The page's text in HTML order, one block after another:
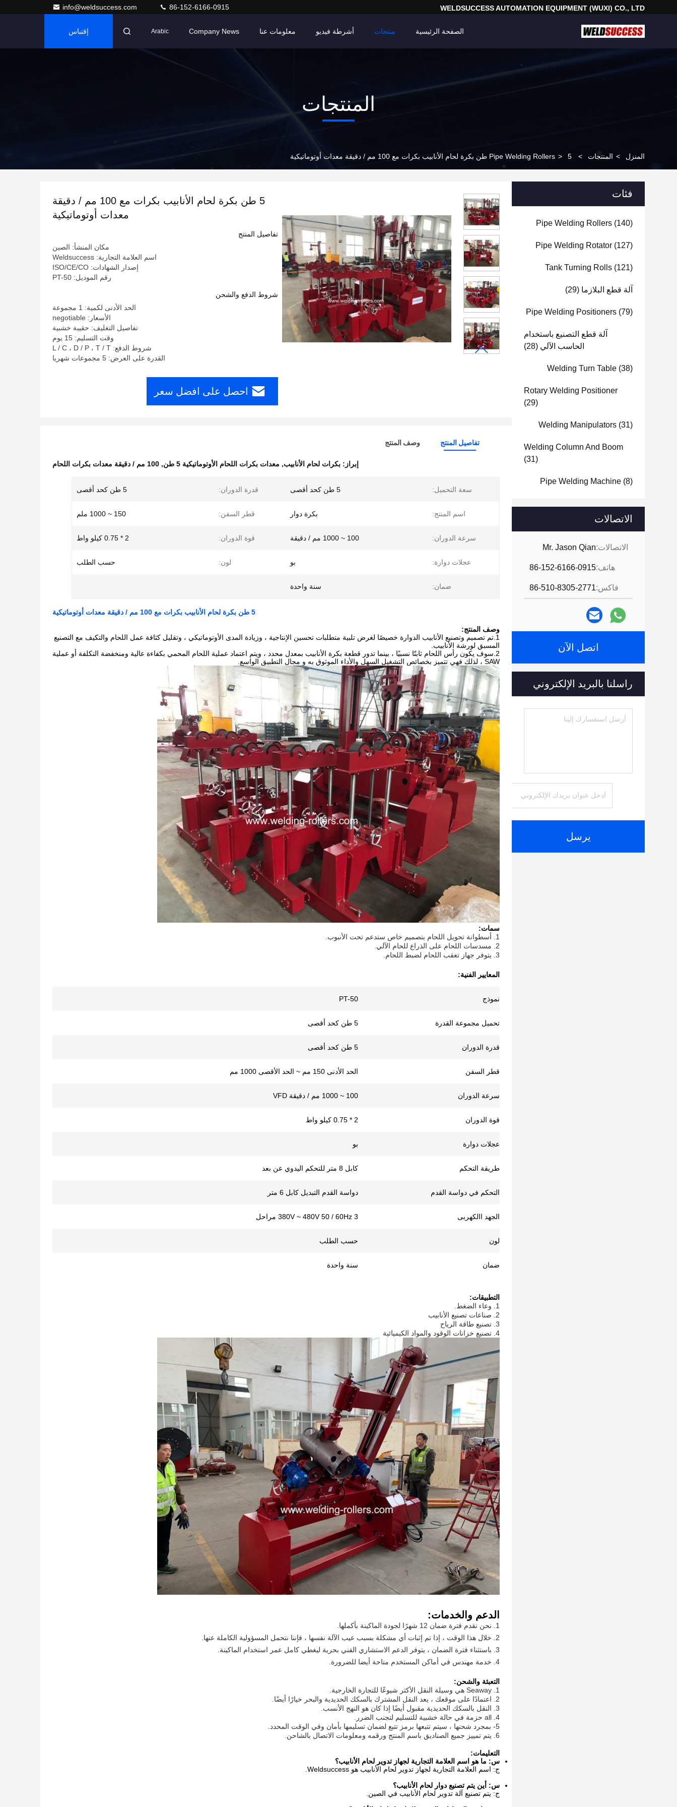
WELDSUCCESS AUTOMATION EQUIPMENT (WUXI) CO., LTD
info@weldsuccess.com 86-152-6166-0915
الصفحة الرئيسية منتجات أشرطة فيديو معلومات عنا Company News
Arabic إقتباس
المنتجات
المنزل > المنتجات >
Pipe Welding Rollers > 5 طن بكرة لحام الأنابيب بكرات مع 100 مم / دقيقة معدات أوتوماتيكية
فئات
Pipe Welding Rollers (140)
Pipe Welding Rotator (127)
Tank Turning Rolls (121)
آلة قطع البلازما (29)
Pipe Welding Positioners (79)
آلة قطع التصنيع باستخدام
الحاسب الآلي (28)
Welding Turn Table (38)
Rotary Welding Positioner
(29)
Welding Manipulators (31)
Welding Column And Boom
(31)
Pipe Welding Machine (8)
الاتصالات
الاتصالات:Mr. Jason Qian
هاتف:86-152-6166-0915
فاكس:86-510-8305-2771
اتصل الآن
راسلنا بالبريد الإلكتروني
يرسل
5 طن بكرة لحام الأنابيب بكرات مع 100 مم / دقيقة
معدات أوتوماتيكية
تفاصيل المنتج
مكان المنشأ: الصين
اسم العلامة التجارية: Weldsuccess
إصدار الشهادات: ISO/CE/CO
رقم الموديل: PT-50
شروط الدفع والشحن
الحد الأدنى لكمية: 1 مجموعة
الأسعار: negotiable
تفاصيل التغليف: حقيبة خشبية
وقت التسليم: 15 يوم
شروط الدفع: L / C ، D / P ، T / T
القدرة على العرض: 5 مجموعات شهريا
احصل على افضل سعر
تفاصيل المنتج وصف المنتج
إبراز: بكرات لحام الأنابيب, معدات بكرات اللحام الأوتوماتيكية 5 طن , 100 مم / دقيقة معدات بكرات اللحام
سعة التحميل: 5 طن كحد أقصى قدرة الدوران: 5 طن كحد أقصى
اسم المنتج: بكرة دوار قطر السفن: 150 ~ 1000 ملم
سرعة الدوران: 100 ~ 1000 مم / دقيقة قوة الدوران: 2 * 0.75 كيلو واط
عجلات دوارة: بو لون: حسب الطلب
ضمان: سنة واحدة
5 طن بكرة لحام الأنابيب بكرات مع 100 مم / دقيقة معدات أوتوماتيكية
وصف المنتج:
1.تم تصميم وتصنيع الأنابيب الدوارة خصيصًا لغرض تلبية متطلبات تحسين الإنتاجية ، وزيادة المدى الأوتوماتيكي ، وتقليل كثافة عمل اللحام والتكيف مع التصنيع
المسبق لورشة الأنابيب.
2.سوف يكون رأس اللحام ثابتًا نسبيًا ، بينما تدور قطعة بكرة الأنابيب بمعدل محدد ، ويتم اعتماد عملية اللحام المحمي بكفاءة عالية ومنخفضة التكلفة أو عملية
SAW ، لذلك فهي تتميز بخصائص التشغيل السهل والأداء الموثوق به و مجال التطبيق الواسع.
سمات:
1. أسطوانة تحويل اللحام بتصميم خاص ستدعم تحت الأنبوب.
2. مسدسات اللحام على الذراع للحام الآلي.
3. يتوفر جهاز تعقب اللحام لضبط اللحام.
المعايير الفنية:
نموذج PT-50
تحميل مجموعة القدرة 5 طن كحد أقصى
قدرة الدوران 5 طن كحد أقصى
قطر السفن الحد الأدنى 150 مم ~ الحد الأقصى 1000 مم
سرعة الدوران 100 ~ 1000 مم / دقيقة VFD
قوة الدوران 2 * 0.75 كيلو واط
عجلات دوارة بو
طريقة التحكم كابل 8 متر للتحكم اليدوي عن بعد
التحكم في دواسة القدم دواسة القدم التبديل كابل 6 متر
الجهد االكهربى 380V ~ 480V 50 / 60Hz 3 مراحل
لون حسب الطلب
ضمان سنة واحدة
التطبيقات:
1. وعاء الضغط.
2. صناعات تصنيع الأنابيب
3. تصنيع طاقة الرياح
4. تصنيع خزانات الوقود والمواد الكيميائية
الدعم والخدمات:
1. نحن نقدم فترة ضمان 12 شهرًا لجودة الماكينة بأكملها.
2. خلال هذا الوقت ، إذا تم إثبات أي مشكلة بسبب عيب الآلة نفسها ، فإننا نتحمل المسؤولية الكاملة عنها.
3. باستثناء فترة الضمان ، يتوفر الدعم الاستشاري الفني بحرية ليغطي كامل عمر استخدام الماكينة.
4. خدمة مهندس في أماكن المستخدم متاحة أيضا للضرورة.
التعبئة والشحن:
1. Seaway هي وسيلة النقل الأكثر شيوعًا للتجارة الخارجية.
2. اعتمادًا على موقعك ، يعد النقل المشترك بالسكك الحديدية والبحر خيارًا أيضًا.
3. النقل بالسكك الحديدية مقبول أيضًا إذا كان هو النهج الأنسب.
4. all حزمة في حالة خشبية للتسليم لتجنب الضرر.
5- بمجرد شحنها ، سيتم تتبعها برمز تتبع لضمان تسليمها بأمان وفي الوقت المحدد.
6. يتم تمييز جميع الصناديق باسم المنتج ورقمه ومعلومات الاتصال بالشاحن.
التعليمات:
س: ما هو اسم العلامة التجارية لجهاز تدوير لحام الأنابيب؟
ج: اسم العلامة التجارية لجهاز تدوير لحام الأنابيب هو Weldsuccess.
س: أين يتم تصنيع دوار لحام الأنابيب؟
ج: يتم تصنيع آلة تدوير لحام الأنابيب في الصين.